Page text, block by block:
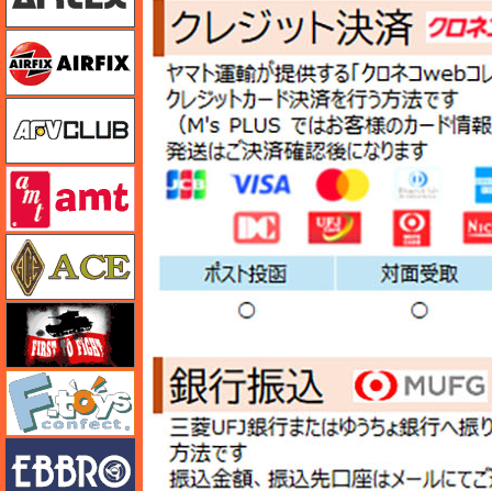
エアフィックス
AFVクラブ
エフトイズ
エブロ